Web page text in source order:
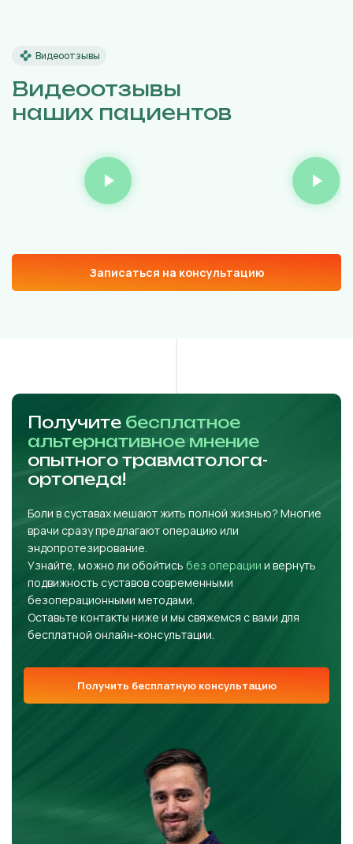
Видеоотзывы
Видеоотзывы
наших пациентов
Записаться на консультацию
Получите бесплатное
альтернативное мнение
опытного травматолога-
ортопеда!
Боли в суставах мешают жить полной жизнью? Многие
врачи сразу предлагают операцию или
эндопротезирование.
Узнайте, можно ли обойтись без операции и вернуть
подвижность суставов современными
безоперационными методами.
Оставьте контакты ниже и мы свяжемся с вами для
бесплатной онлайн-консультации.
Получить бесплатную консультацию